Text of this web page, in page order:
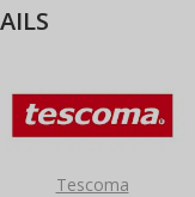
Tescoma